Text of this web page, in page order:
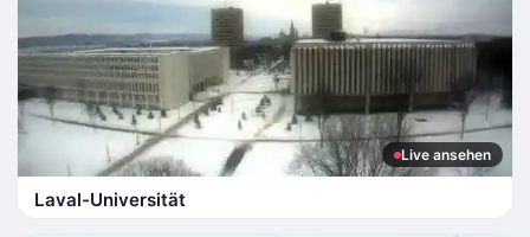
Live ansehen
Laval-Universität